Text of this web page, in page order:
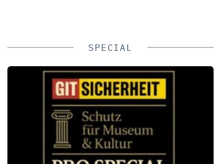
SPECIAL